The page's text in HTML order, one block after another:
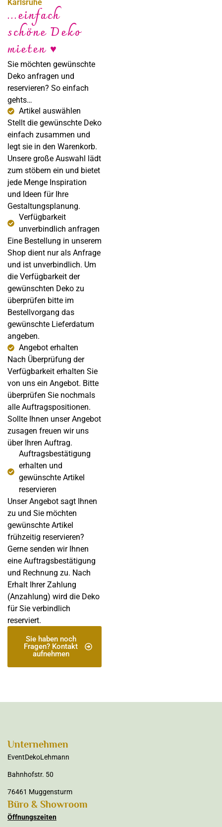
Karlsruhe
...einfach
schöne Deko
mieten ♥
Sie möchten gewünschte
Deko anfragen und
reservieren? So einfach
gehts…
Artikel auswählen
Stellt die gewünschte Deko
einfach zusammen und
legt sie in den Warenkorb.
Unsere große Auswahl lädt
zum stöbern ein und bietet
jede Menge Inspiration
und Ideen für Ihre
Gestaltungsplanung.
Verfügbarkeit
unverbindlich anfragen
Eine Bestellung in unserem
Shop dient nur als Anfrage
und ist unverbindlich. Um
die Verfügbarkeit der
gewünschten Deko zu
überprüfen bitte im
Bestellvorgang das
gewünschte Lieferdatum
angeben.
Angebot erhalten
Nach Überprüfung der
Verfügbarkeit erhalten Sie
von uns ein Angebot. Bitte
überprüfen Sie nochmals
alle Auftragspositionen.
Sollte Ihnen unser Angebot
zusagen freuen wir uns
über Ihren Auftrag.
Auftragsbestätigung
erhalten und
gewünschte Artikel
reservieren
Unser Angebot sagt Ihnen
zu und Sie möchten
gewünschte Artikel
frühzeitig reservieren?
Gerne senden wir Ihnen
eine Auftragsbestätigung
und Rechnung zu. Nach
Erhalt Ihrer Zahlung
(Anzahlung) wird die Deko
für Sie verbindlich
reserviert.
Sie haben noch
Fragen? Kontakt
aufnehmen
Unternehmen
EventDekoLehmann
Bahnhofstr. 50
76461 Muggensturm
Büro & Showroom
Öffnungszeiten